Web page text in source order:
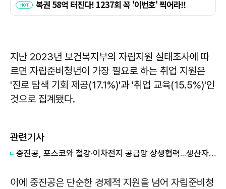
지난 2023년 보건복지부의 자립지원 실태조사에 따
르면 자립준비청년이 가장 필요로 하는 취업 지원은
'진로 탐색 기회 제공(17.1%)'과 '취업 교육(15.5%)'인
것으로 집계됐다.
관련기사
중진공, 포스코와 철강·이차전지 공급망 상생협력...생산자금 지원
이에 중진공은 단순한 경제적 지원을 넘어 자립준비청